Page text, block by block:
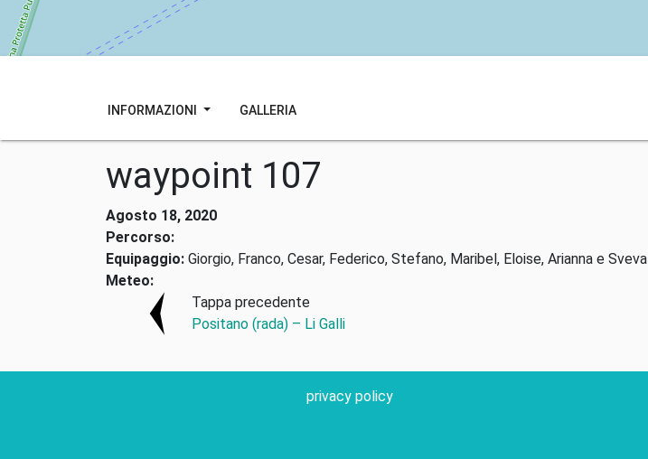
INFORMAZIONI GALLERIA
waypoint 107
Agosto 18, 2020
Percorso:
Equipaggio: Giorgio, Franco, Cesar, Federico, Stefano, Maribel, Eloise, Arianna e Sveva
Meteo:
Tappa precedente
Positano (rada) – Li Galli
privacy policy